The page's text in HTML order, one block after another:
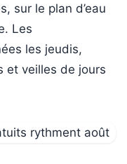
sur le plan d’eau
Les
les jeudis,
et veilles de jours